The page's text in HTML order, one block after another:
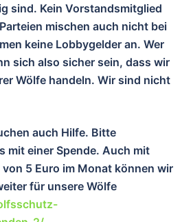
sind. Kein Vorstandsmitglied
mischen auch nicht bei
keine Lobbygelder an. Wer
sich also sicher sein, dass wir
Wölfe handeln. Wir sind nicht
auch Hilfe. Bitte
mit einer Spende. Auch mit
5 Euro im Monat können wir
ter für unsere Wölfe